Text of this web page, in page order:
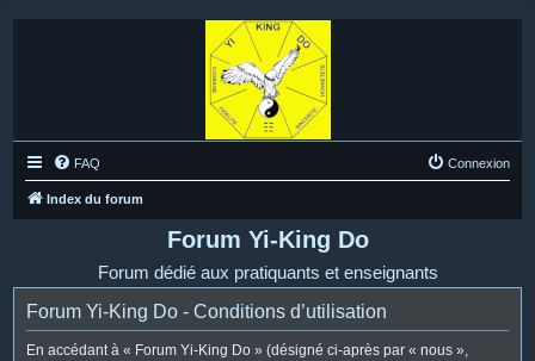
FAQ Connexion
Index du forum
Forum Yi-King Do
Forum dédié aux pratiquants et enseignants
Forum Yi-King Do - Conditions d’utilisation
En accédant à « Forum Yi-King Do » (désigné ci-après par « nous »,